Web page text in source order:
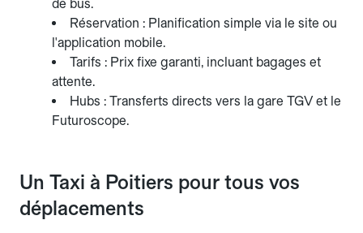
de bus.
Réservation : Planification simple via le site ou
l'application mobile.
Tarifs : Prix fixe garanti, incluant bagages et
attente.
Hubs : Transferts directs vers la gare TGV et le
Futuroscope.
Un Taxi à Poitiers pour tous vos
déplacements